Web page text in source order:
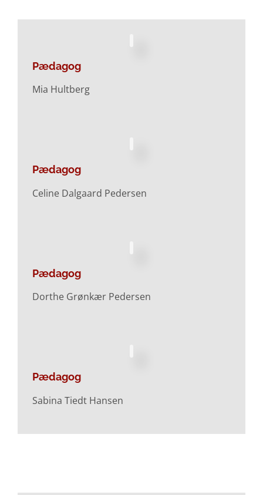
Pædagog
Mia Hultberg
Pædagog
Celine Dalgaard Pedersen
Pædagog
Dorthe Grønkær Pedersen
Pædagog
Sabina Tiedt Hansen